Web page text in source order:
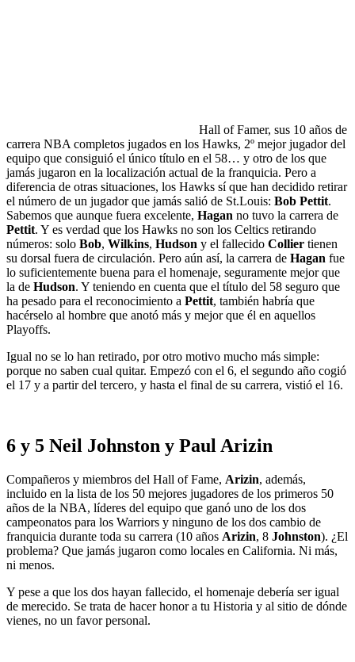
Hall of Famer, sus 10 años de
carrera NBA completos jugados en los Hawks, 2º mejor jugador del
equipo que consiguió el único título en el 58… y otro de los que
jamás jugaron en la localización actual de la franquicia. Pero a
diferencia de otras situaciones, los Hawks sí que han decidido retirar
el número de un jugador que jamás salió de St.Louis: Bob Pettit.
Sabemos que aunque fuera excelente, Hagan no tuvo la carrera de
Pettit. Y es verdad que los Hawks no son los Celtics retirando
números: solo Bob, Wilkins, Hudson y el fallecido Collier tienen
su dorsal fuera de circulación. Pero aún así, la carrera de Hagan fue
lo suficientemente buena para el homenaje, seguramente mejor que
la de Hudson. Y teniendo en cuenta que el título del 58 seguro que
ha pesado para el reconocimiento a Pettit, también habría que
hacérselo al hombre que anotó más y mejor que él en aquellos
Playoffs.
Igual no se lo han retirado, por otro motivo mucho más simple:
porque no saben cual quitar. Empezó con el 6, el segundo año cogió
el 17 y a partir del tercero, y hasta el final de su carrera, vistió el 16.
6 y 5 Neil Johnston y Paul Arizin
Compañeros y miembros del Hall of Fame, Arizin, además,
incluido en la lista de los 50 mejores jugadores de los primeros 50
años de la NBA, líderes del equipo que ganó uno de los dos
campeonatos para los Warriors y ninguno de los dos cambio de
franquicia durante toda su carrera (10 años Arizin, 8 Johnston). ¿El
problema? Que jamás jugaron como locales en California. Ni más,
ni menos.
Y pese a que los dos hayan fallecido, el homenaje debería ser igual
de merecido. Se trata de hacer honor a tu Historia y al sitio de dónde
vienes, no un favor personal.